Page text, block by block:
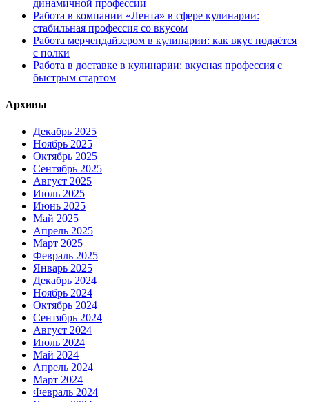
динамичной профессии
Работа в компании «Лента» в сфере кулинарии:
стабильная профессия со вкусом
Работа мерчендайзером в кулинарии: как вкус подаётся
с полки
Работа в доставке в кулинарии: вкусная профессия с
быстрым стартом
Архивы
Декабрь 2025
Ноябрь 2025
Октябрь 2025
Сентябрь 2025
Август 2025
Июль 2025
Июнь 2025
Май 2025
Апрель 2025
Март 2025
Февраль 2025
Январь 2025
Декабрь 2024
Ноябрь 2024
Октябрь 2024
Сентябрь 2024
Август 2024
Июль 2024
Май 2024
Апрель 2024
Март 2024
Февраль 2024